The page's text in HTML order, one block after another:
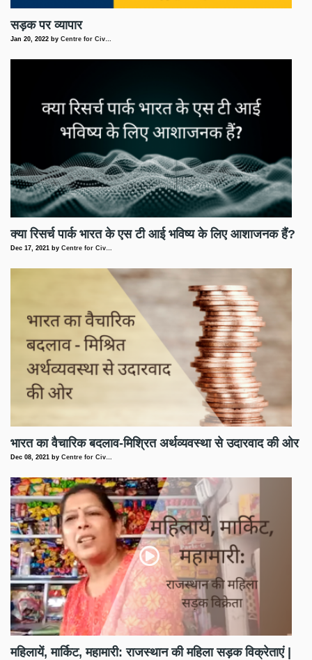
सड़क पर व्यापार
Jan 20, 2022 by Centre for Civ…
क्या रिसर्च पार्क भारत के एस टी आई भविष्य के लिए आशाजनक हैं?
Dec 17, 2021 by Centre for Civ…
भारत का वैचारिक बदलाव-मिश्रित अर्थव्यवस्था से उदारवाद की ओर
Dec 08, 2021 by Centre for Civ…
महिलायें, मार्किट, महामारी: राजस्थान की महिला सड़क विक्रेताएं |